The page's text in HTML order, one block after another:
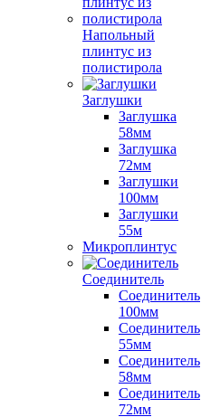
Напольный
плинтус из
полистирола
Заглушки
Заглушка
58мм
Заглушка
72мм
Заглушки
100мм
Заглушки
55м
Микроплинтус
Соединитель
Соединитель
100мм
Соединитель
55мм
Соединитель
58мм
Соединитель
72мм